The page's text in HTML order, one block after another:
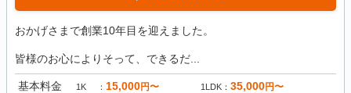
おかげさまで創業10年目を迎えました。
皆様のお心によりそって、できるだ...
基本料金 1K 15,000円〜 1LDK 35,000円〜